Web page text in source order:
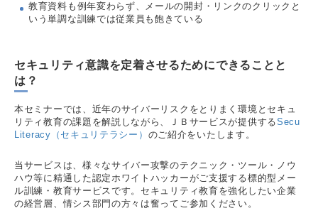
教育資料も例年変わらず、メールの開封・リンクのクリックと
いう単調な訓練では従業員も飽きている
セキュリティ意識を定着させるためにできることと
は？
本セミナーでは、近年のサイバーリスクをとりまく環境とセキュ
リティ教育の課題を解説しながら、ＪＢサービスが提供するSecu
Literacy（セキュリテラシー） のご紹介をいたします。
当サービスは、様々なサイバー攻撃のテクニック・ツール・ノウ
ハウ等に精通した認定ホワイトハッカーがご支援する標的型メー
ル訓練・教育サービスです。セキュリティ教育を強化したい企業
の経営層、情シス部門の方々は奮ってご参加ください。